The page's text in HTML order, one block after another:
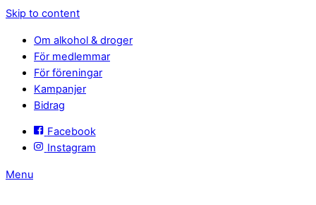
Skip to content
Om alkohol & droger
För medlemmar
För föreningar
Kampanjer
Bidrag
Facebook
Instagram
Menu